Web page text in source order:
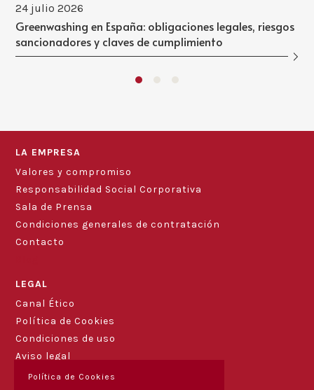
24 julio 2026
Greenwashing en España: obligaciones legales, riesgos
sancionadores y claves de cumplimiento
LA EMPRESA
Valores y compromiso
Responsabilidad Social Corporativa
Sala de Prensa
Condiciones generales de contratación
Contacto
LEGAL
Canal Ético
Política de Cookies
Condiciones de uso
Aviso legal
Política de Cookies